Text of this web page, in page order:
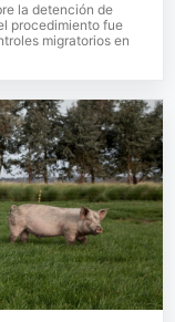
la detención de
procedimiento fue
migratorios en